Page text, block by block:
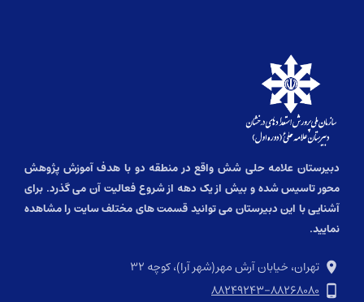
دبیرستان علامه حلی شش واقع در منطقه دو با هدف آموزش پژوهش
محور تاسیس شده و بیش از یک دهه از شروع فعالیت آن می گذرد. برای
آشنایی با این دبیرستان می توانید قسمت های مختلف سایت را مشاهده
نمایید.
تهران، خیابان آرش مهر(شهر آرا)، کوچه ۳۲
۸۸۲۴۹۲۴۳-۸۸۲۶۸۰۸۰